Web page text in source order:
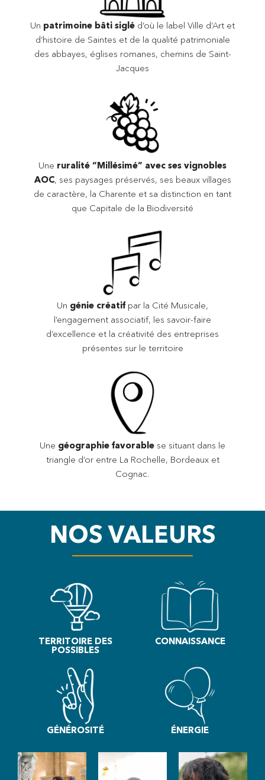
Un patrimoine bâti siglé d’où le label Ville d’Art et
d’histoire de Saintes et de la qualité patrimoniale
des abbayes, églises romanes, chemins de Saint-
Jacques
Une ruralité “Millésimé” avec ses vignobles
AOC, ses paysages préservés, ses beaux villages
de caractère, la Charente et sa distinction en tant
que Capitale de la Biodiversité
Un génie créatifpar la Cité Musicale,
l’engagement associatif, les savoir-faire
d’excellence et la créativité des entreprises
présentes sur le territoire
Une géographie favorable se situant dans le
triangle d’or entre La Rochelle, Bordeaux et
Cognac.
NOS VALEURS
TERRITOIRE DES
POSSIBLES
CONNAISSANCE
GÉNÉROSITÉ ÉNERGIE